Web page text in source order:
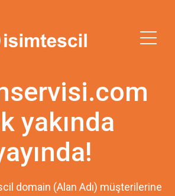
yakında
domain (Alan Adı) müşterilerine